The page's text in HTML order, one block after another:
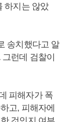
하지는 않았
송치했다고 알
런데 검찰이
피해자가 폭
고, 피해자에